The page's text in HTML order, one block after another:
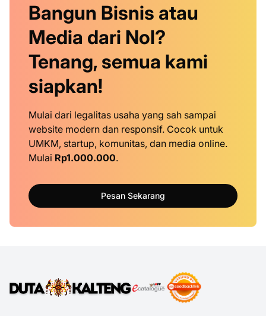
Bangun Bisnis atau
Media dari Nol?
Tenang, semua kami
siapkan!
Mulai dari legalitas usaha yang sah sampai
website modern dan responsif. Cocok untuk
UMKM, startup, komunitas, dan media online.
Mulai Rp1.000.000.
Pesan Sekarang